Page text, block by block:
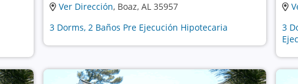
Ver Dirección, Boaz, AL 35957
3 Dorms, 2 Baños Pre Ejecución Hipotecaria
3